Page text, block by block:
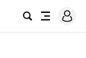
검
전
로
그